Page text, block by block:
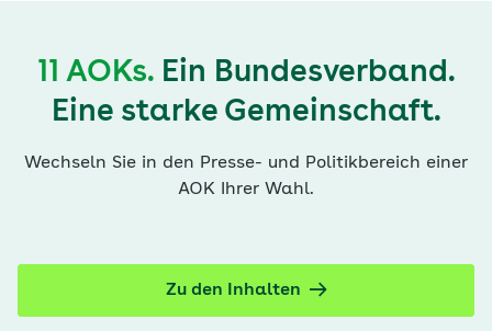
11 AOKs.Ein Bundesverband.
Eine starke Gemeinschaft.
Wechseln Sie in den Presse- und Politikbereich einer
AOK Ihrer Wahl.
Zu den Inhalten